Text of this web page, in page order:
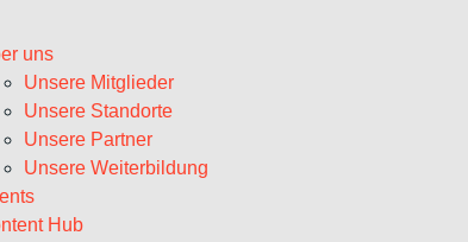
uns
Unsere Mitglieder
Unsere Standorte
Unsere Partner
Unsere Weiterbildung
Hub